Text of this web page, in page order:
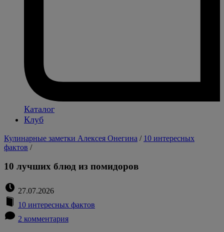
Каталог
Клуб
Кулинарные заметки Алексея Онегина / 10 интересных
фактов /
10 лучших блюд из помидоров
27.07.2026
10 интересных фактов
2 комментария